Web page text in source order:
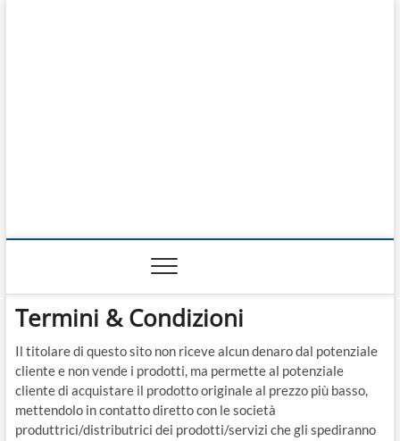
Prodotti del Mese
Termini & Condizioni
Il titolare di questo sito non riceve alcun denaro dal potenziale
cliente e non vende i prodotti, ma permette al potenziale
cliente di acquistare il prodotto originale al prezzo più basso,
mettendolo in contatto diretto con le società
produttrici/distributrici dei prodotti/servizi che gli spediranno